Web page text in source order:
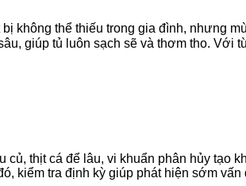
không thể thiếu trong gia đình, nhưng
giúp tủ luôn sạch sẽ và thơm tho. Với
thịt cá để lâu, vi khuẩn phân hủy tạo
kiểm tra định kỳ giúp phát hiện sớm